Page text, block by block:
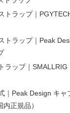
トラップ｜
トラップ｜Peak
ラップ｜SMALLRIG
｜Peak Design キャ
正規品）